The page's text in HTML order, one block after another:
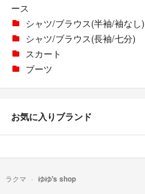
ース
シャツ/ブラウス(半袖/袖なし)
シャツ/ブラウス(長袖/七分)
スカート
ブーツ
お気に入りブランド
ラクマ ゆゆ's shop